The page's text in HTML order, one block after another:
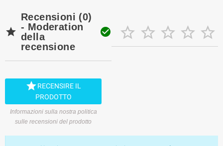

Recensioni (0)
- Moderation
della
recensione
     
RECENSIRE IL
PRODOTTO
Informazioni sulla nostra politica
sulle recensioni del prodotto